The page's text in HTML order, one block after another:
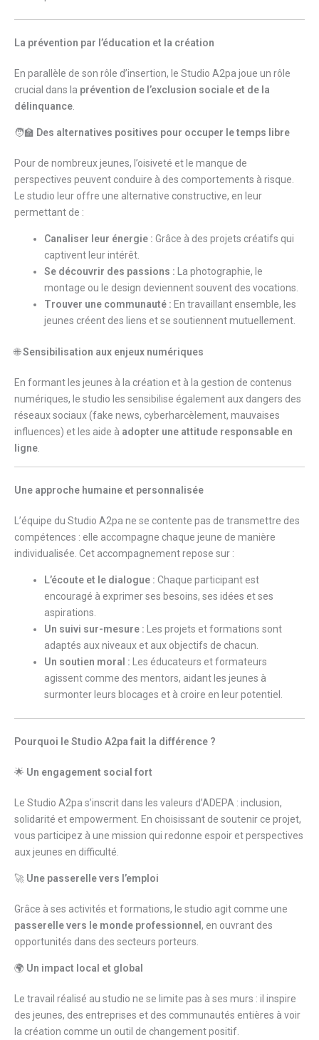
La prévention par l’éducation et la création
En parallèle de son rôle d’insertion, le Studio A2pa joue un rôle
crucial dans la prévention de l’exclusion sociale et de la
délinquance
🧑‍🏫 Des alternatives positives pour occuper le temps libre
Pour de nombreux jeunes, l’oisiveté et le manque de
perspectives peuvent conduire à des comportements à risque.
Le studio leur offre une alternative constructive, en leur
permettant de :
Canaliser leur énergie : Grâce à des projets créatifs qui
captivent leur intérêt.
Se découvrir des passions : La photographie, le
montage ou le design deviennent souvent des vocations.
Trouver une communauté : En travaillant ensemble, les
jeunes créent des liens et se soutiennent mutuellement.
🌐Sensibilisation aux enjeux numériques
En formant les jeunes à la création et à la gestion de contenus
numériques, le studio les sensibilise également aux dangers des
réseaux sociaux (fake news, cyberharcèlement, mauvaises
influences) et les aide à adopter une attitude responsable en
ligne
Une approche humaine et personnalisée
L’équipe du Studio A2pa ne se contente pas de transmettre des
compétences : elle accompagne chaque jeune de manière
individualisée. Cet accompagnement repose sur :
L’écoute et le dialogue : Chaque participant est
encouragé à exprimer ses besoins, ses idées et ses
aspirations.
Un suivi sur-mesure : Les projets et formations sont
adaptés aux niveaux et aux objectifs de chacun.
Un soutien moral : Les éducateurs et formateurs
agissent comme des mentors, aidant les jeunes à
surmonter leurs blocages et à croire en leur potentiel.
Pourquoi le Studio A2pa fait la différence ?
🌟 Un engagement social fort
Le Studio A2pa s’inscrit dans les valeurs d’ADEPA : inclusion,
solidarité et empowerment. En choisissant de soutenir ce projet,
vous participez à une mission qui redonne espoir et perspectives
aux jeunes en difficulté.
🚀 Une passerelle vers l’emploi
Grâce à ses activités et formations, le studio agit comme une
passerelle vers le monde professionnel , en ouvrant des
opportunités dans des secteurs porteurs.
🌍 Un impact local et global
Le travail réalisé au studio ne se limite pas à ses murs : il inspire
des jeunes, des entreprises et des communautés entières à voir
la création comme un outil de changement positif.